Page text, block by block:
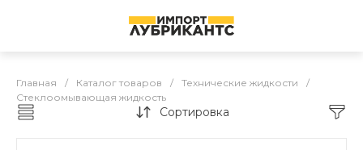
Главная / Каталог товаров / Технические жидкости
/
Стеклоомывающая жидкость
Каталог товаров
Сортировка